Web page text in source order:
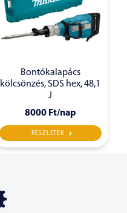
Bontókalapács
kölcsönzés, SDS hex, 48,1
J
8000 Ft/nap
RÉSZLETEK